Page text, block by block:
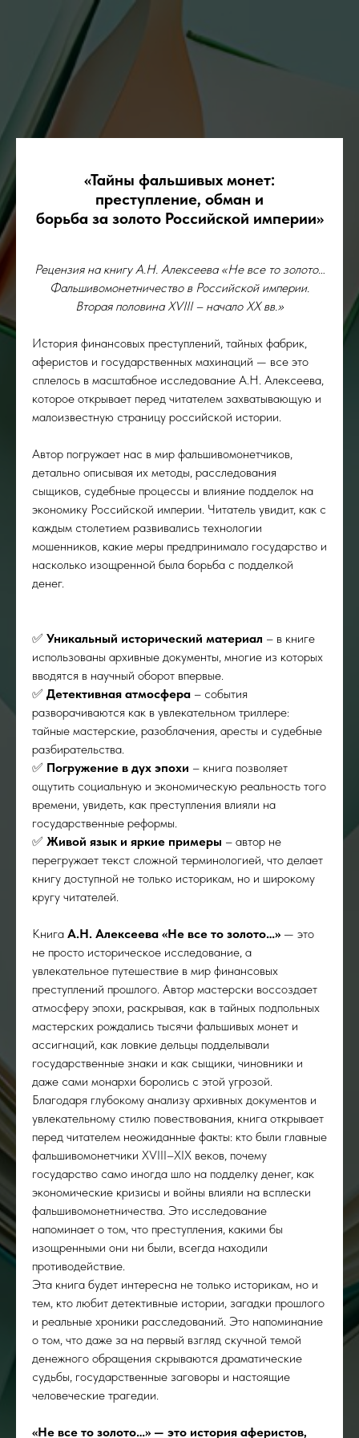
«Тайны фальшивых монет:
преступление, обман и
борьба за золото Российской империи»
Рецензия на книгу А.Н. Алексеева «Не все то золото…
Фальшивомонетничество в Российской империи.
Вторая половина XVIII – начало ХХ вв.»
История финансовых преступлений, тайных фабрик,
аферистов и государственных махинаций — все это
сплелось в масштабное исследование А.Н. Алексеева,
которое открывает перед читателем захватывающую и
малоизвестную страницу российской истории.
Автор погружает нас в мир фальшивомонетчиков,
детально описывая их методы, расследования
сыщиков, судебные процессы и влияние подделок на
экономику Российской империи. Читатель увидит, как с
каждым столетием развивались технологии
мошенников, какие меры предпринимало государство и
насколько изощренной была борьба с подделкой
денег.
✅ Уникальный исторический материал – в книге
использованы архивные документы, многие из которых
вводятся в научный оборот впервые.
✅ Детективная атмосфера – события
разворачиваются как в увлекательном триллере:
тайные мастерские, разоблачения, аресты и судебные
разбирательства.
✅ Погружение в дух эпохи – книга позволяет
ощутить социальную и экономическую реальность того
времени, увидеть, как преступления влияли на
государственные реформы.
✅ Живой язык и яркие примеры – автор не
перегружает текст сложной терминологией, что делает
книгу доступной не только историкам, но и широкому
кругу читателей.
Книга А.Н. Алексеева «Не все то золото…» — это
не просто историческое исследование, а
увлекательное путешествие в мир финансовых
преступлений прошлого. Автор мастерски воссоздает
атмосферу эпохи, раскрывая, как в тайных подпольных
мастерских рождались тысячи фальшивых монет и
ассигнаций, как ловкие дельцы подделывали
государственные знаки и как сыщики, чиновники и
даже сами монархи боролись с этой угрозой.
Благодаря глубокому анализу архивных документов и
увлекательному стилю повествования, книга открывает
перед читателем неожиданные факты: кто были главные
фальшивомонетчики XVIII–XIX веков, почему
государство само иногда шло на подделку денег, как
экономические кризисы и войны влияли на всплески
фальшивомонетничества. Это исследование
напоминает о том, что преступления, какими бы
изощренными они ни были, всегда находили
противодействие.
Эта книга будет интересна не только историкам, но и
тем, кто любит детективные истории, загадки прошлого
и реальные хроники расследований. Это напоминание
о том, что даже за на первый взгляд скучной темой
денежного обращения скрываются драматические
судьбы, государственные заговоры и настоящие
человеческие трагедии.
«Не все то золото…» — это история аферистов,